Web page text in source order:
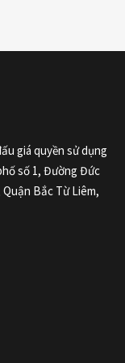
giá quyền sử dụng
số 1, Đường Đức
Bắc Từ Liêm,